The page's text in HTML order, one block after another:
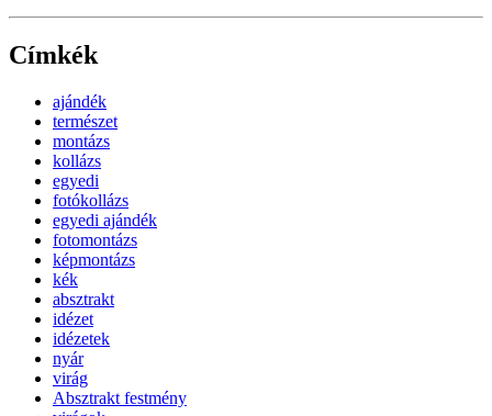
Címkék
ajándék
természet
montázs
kollázs
egyedi
fotókollázs
egyedi ajándék
fotomontázs
képmontázs
kék
absztrakt
idézet
idézetek
nyár
virág
Absztrakt festmény